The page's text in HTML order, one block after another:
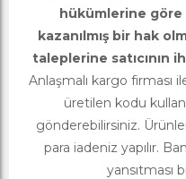
hükümlerine göre
kazanılmış bir hak
taleplerine satıcının
Anlaşmalı kargo firması
üretilen kodu
gönderebilirsiniz.
para iadeniz yapılır.
yansıtması